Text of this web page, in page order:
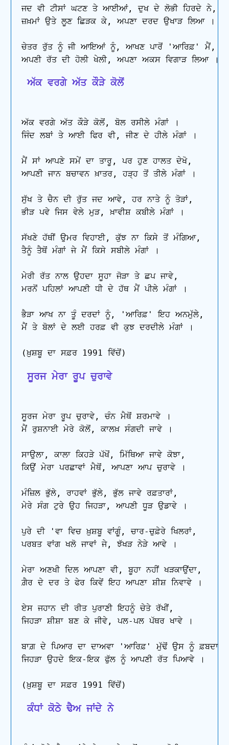
ਜਦ ਵੀ ਟੀਸਾਂ ਘਟਣ ਤੇ ਆਈਆਂ, ਦੁਖ ਦੇ ਲੋਭੀ ਹਿਰਦੇ ਨੇ,
ਜ਼ਖ਼ਮਾਂ ਉਤੇ ਲੂਣ ਛਿੜਕ ਕੇ, ਅਪਣਾ ਦਰਦ ਉਖਾੜ ਲਿਆ ।
ਚੇਤਰ ਰੁੱਤ ਨੂੰ ਜੀ ਆਇਆਂ ਨੂੰ, ਆਖਣ ਪਾਰੋਂ 'ਆਰਿਫ਼' ਮੈਂ,
ਅੱਕ ਵਰਗੇ ਅੱਤ ਕੌੜੇ ਕੋਲੋਂ
ਅੱਕ ਵਰਗੇ ਅੱਤ ਕੌੜੇ ਕੋਲੋਂ, ਬੋਲ ਰਸੀਲੇ ਮੰਗਾਂ ।
ਜਿੰਦ ਲਬਾਂ ਤੇ ਆਈ ਫਿਰ ਵੀ, ਜੀਣ ਦੇ ਹੀਲੇ ਮੰਗਾਂ ।
ਮੈਂ ਸਾਂ ਆਪਣੇ ਸਮੇਂ ਦਾ ਤਾਰੂ, ਪਰ ਹੁਣ ਹਾਲਤ ਦੇਖੋ,
ਆਪਣੀ ਜਾਨ ਬਚਾਵਨ ਖ਼ਾਤਰ, ਹੜ੍ਹ ਤੋਂ ਤੀਲੇ ਮੰਗਾਂ ।
ਸੁੱਖ ਤੇ ਚੈਨ ਦੀ ਰੁੱਤ ਜਦ ਆਵੇ, ਹਰ ਨਾਤੇ ਨੂੰ ਤੋੜਾਂ,
ਭੀੜ ਪਵੇ ਜਿਸ ਵੇਲੇ ਮੁੜ, ਖ਼ਾਵੀਸ਼ ਕਬੀਲੇ ਮੰਗਾਂ ।
ਸੱਖਣੇ ਹੱਥੀਂ ਉਮਰ ਵਿਹਾਈ, ਕੁੱਝ ਨਾ ਕਿਸੇ ਤੋਂ ਮੰਗਿਆ,
ਤੈਨੂੰ ਤੈਥੋਂ ਮੰਗਾਂ ਜੇ ਮੈਂ ਕਿਸੇ ਸਬੀਲੇ ਮੰਗਾਂ ।
ਮੇਰੀ ਰੱਤ ਨਾਲ ਉਹਦਾ ਸੂਹਾ ਜੋੜਾ ਤੇ ਛਪ ਜਾਵੇ,
ਮਰਨੋਂ ਪਹਿਲਾਂ ਆਪਣੀ ਧੀ ਦੇ ਹੱਥ ਮੈਂ ਪੀਲੇ ਮੰਗਾਂ ।
ਭੈੜਾ ਆਖ ਨਾ ਤੂੰ ਦਰਦਾਂ ਨੂੰ, 'ਆਰਿਫ਼' ਇਹ ਅਨਮੁੱਲੇ,
ਮੈਂ ਤੇ ਬੋਲਾਂ ਦੇ ਲਈ ਹਰਫ਼ ਵੀ ਕੁਝ ਦਰਦੀਲੇ ਮੰਗਾਂ ।
ਸੂਰਜ ਮੇਰਾ ਰੂਪ ਚੁਰਾਵੇ
ਸੂਰਜ ਮੇਰਾ ਰੂਪ ਚੁਰਾਵੇ, ਚੰਨ ਮੈਥੋਂ ਸ਼ਰਮਾਵੇ ।
ਮੈਂ ਰੁਸ਼ਨਾਈ ਮੇਰੇ ਕੋਲੋਂ, ਕਾਲਖ਼ ਸੰਗਦੀ ਜਾਵੇ ।
ਸਾਉਲਾ, ਕਾਲਾ ਕਿਹੜੇ ਪੱਖੋਂ, ਮਿੱਥਿਆ ਜਾਵੇ ਕੋਝਾ,
ਕਿਉਂ ਮੇਰਾ ਪਰਛਾਵਾਂ ਮੈਥੋਂ, ਆਪਣਾ ਆਪ ਚੁਰਾਵੇ ।
ਮੰਜ਼ਿਲ ਭੁੱਲੇ, ਰਾਹਵਾਂ ਭੁੱਲੇ, ਭੁੱਲ ਜਾਵੇ ਰਫ਼ਤਾਰਾਂ,
ਮੇਰੇ ਸੰਗ ਟੁਰੇ ਉਹ ਜਿਹੜਾ, ਆਪਣੀ ਧੂੜ ਉਡਾਵੇ ।
ਪੁਰੇ ਦੀ 'ਵਾ ਵਿਚ ਖ਼ੁਸ਼ਬੂ ਵਾਂਗੂੰ, ਚਾਰ-ਚੁਫ਼ੇਰੇ ਖਿਲਰਾਂ,
ਪਰਬਤ ਵਾਂਗ ਖਲੋ ਜਾਵਾਂ ਜੇ, ਝੱਖੜ ਨੇੜੇ ਆਵੇ ।
ਮੇਰਾ ਅਣਖੀ ਦਿਲ ਆਪਣਾ ਵੀ, ਬੂਹਾ ਨਹੀਂ ਖੜਕਾਉਂਦਾ,
ਗ਼ੈਰ ਦੇ ਦਰ ਤੇ ਫੇਰ ਕਿਵੇਂ ਇਹ ਆਪਣਾ ਸ਼ੀਸ਼ ਨਿਵਾਵੇ ।
ਏਸ ਜਹਾਨ ਦੀ ਰੀਤ ਪੁਰਾਣੀ ਇਹਨੂੰ ਚੇਤੇ ਰੱਖੀਂ,
ਜਿਹੜਾ ਸ਼ੀਸ਼ਾ ਬਣ ਕੇ ਜੀਵੇ, ਪਲ-ਪਲ ਪੱਥਰ ਖਾਵੇ ।
ਬਾਗ਼ ਦੇ ਪਿਆਰ ਦਾ ਦਾਅਵਾ 'ਆਰਿਫ਼' ਮੁੱਢੋਂ ਉਸ ਨੂੰ ਫ਼ਬਦਾ
ਜਿਹੜਾ ਉਹਦੇ ਇਕ-ਇਕ ਫੁੱਲ ਨੂੰ ਆਪਣੀ ਰੱਤ ਪਿਆਵੇ ।
ਕੰਧਾਂ ਕੋਠੇ ਢੈਅ ਜਾਂਦੇ ਨੇ